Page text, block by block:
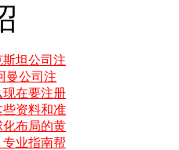
坦公司注
曼公司注
在要注册
资料和准
布局的黄
专业指南帮